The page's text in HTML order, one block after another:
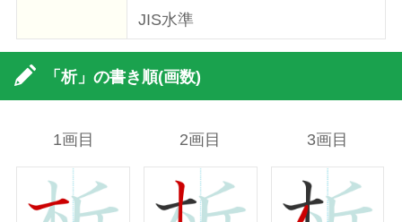
JIS水準
「析」の書き順(画数)
1画目 2画目 3画目